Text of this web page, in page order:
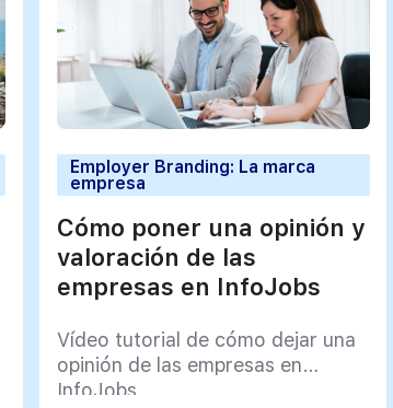
Employer Branding: La marca
empresa
Cómo poner una opinión y
valoración de las
empresas en InfoJobs
Vídeo tutorial de cómo dejar una
opinión de las empresas en
InfoJobs